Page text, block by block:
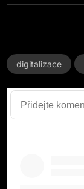
digitalizace